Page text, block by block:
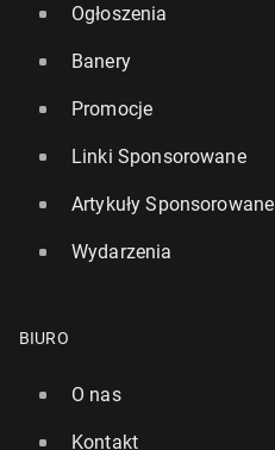
Ogłoszenia
Banery
Promocje
Linki Sponsorowane
Artykuły Sponsorowane
Wydarzenia
BIURO
O nas
Kontakt